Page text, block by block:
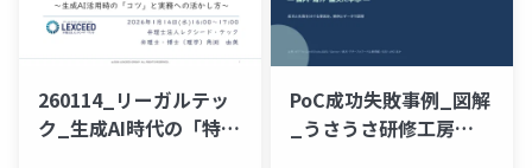
260114_リーガルテッ
ク_生成AI時代の「特許
PoC成功失敗事例_図解
_うさうさ研修工房